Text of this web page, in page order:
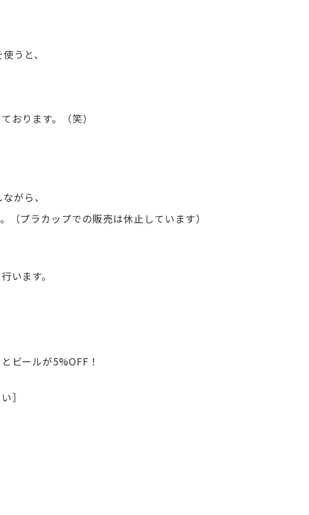
うと、
おります。（笑）
がら、
プラカップでの販売は休止しています）
います。
ビールが5%OFF！
］